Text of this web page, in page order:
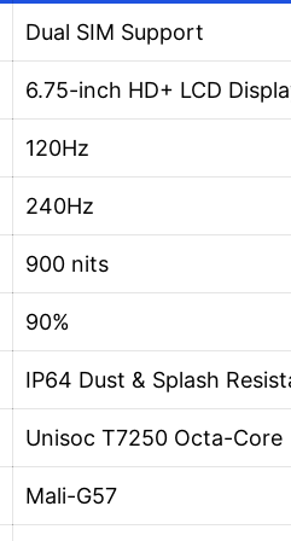
Dual SIM Support
6.75-inch HD+ LCD
120Hz
240Hz
900 nits
90%
IP64 Dust & Splash
Unisoc T7250 Octa-Core
Mali-G57